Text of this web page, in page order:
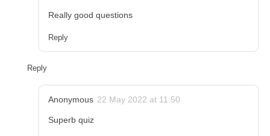
Really good questions
Reply
Reply
Anonymous 22 May 2022 at 11:50
Superb quiz